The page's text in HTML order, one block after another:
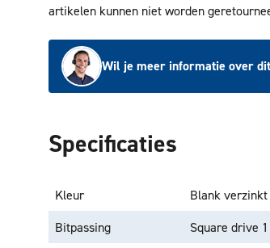
artikelen kunnen niet worden
Wil je meer informatie over
Specificaties
Kleur
Blank verzinkt
Bitpassing
Square drive 1